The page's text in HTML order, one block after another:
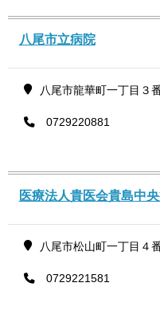
八尾市立病院
八尾市龍華町一丁目３
0729220881
医療法人貴医会貴島中
八尾市松山町一丁目４
0729221581